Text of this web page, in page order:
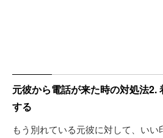
元彼から電話が来た時の対処法2.
する
もう別れている元彼に対して、い